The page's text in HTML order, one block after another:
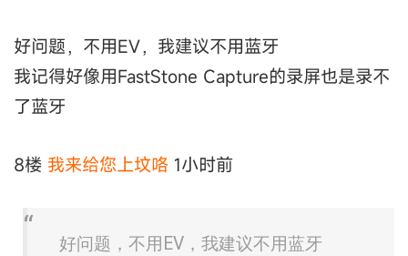
好问题，不用EV，我建议不用蓝牙
我记得好像用FastStone Capture的录屏也是录不
了蓝牙
8楼 我来给您上坟咯 1小时前
好问题，不用EV，我建议不用蓝牙